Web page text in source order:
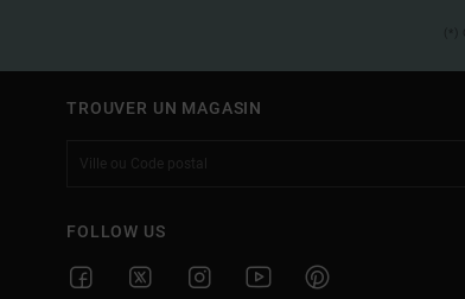
TROUVER UN MAGASIN
FOLLOW US